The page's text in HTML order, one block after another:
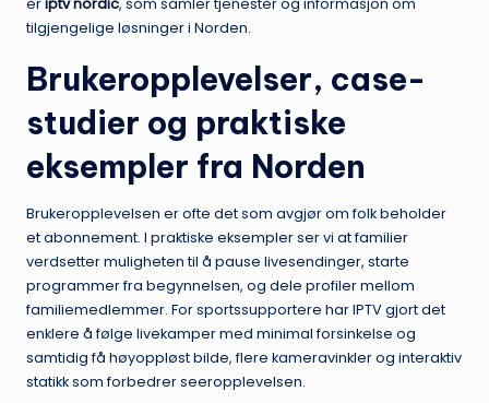
eriptv nordic, som samler tjenester og informasjon om
tilgjengelige løsninger i Norden.
Brukeropplevelser, case-
studier og praktiske
eksempler fra Norden
Brukeropplevelsen er ofte det som avgjør om folk beholder
et abonnement. I praktiske eksempler ser vi at familier
verdsetter muligheten til å pause livesendinger, starte
programmer fra begynnelsen, og dele profiler mellom
familiemedlemmer. For sportssupportere har IPTV gjort det
enklere å følge livekamper med minimal forsinkelse og
samtidig få høyoppløst bilde, flere kameravinkler og interaktiv
statikk som forbedrer seeropplevelsen.